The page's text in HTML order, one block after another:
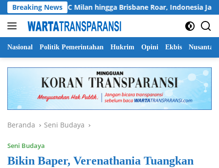
Langsung
ke
konten
Breaking News
Chelsea, AC Milan hingga Brisbane Roar, Indonesia Jadi
Nasional Politik Pemerintahan Hukrim Opini Ekbis Nusantara
Beranda Seni Budaya
Seni Budaya
Bikin Baper, Verenathania Tuangkan